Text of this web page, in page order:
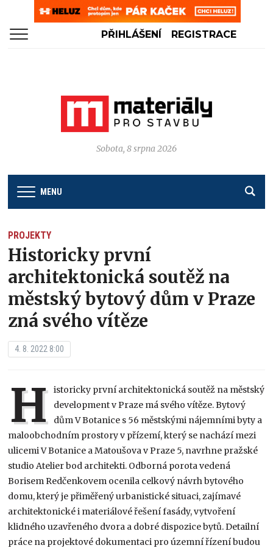
PŘIHLÁŠENÍ REGISTRACE
Sobota, 8 srpna 2026
MENU
PROJEKTY
Historicky první
architektonická soutěž na
městský bytový dům v Praze
zná svého vítěze
4. 8. 2022 8:00
H istoricky první architektonická soutěž na městský
development v Praze má svého vítěze. Bytový
dům V Botanice s 56 městskými nájemními byty a
maloobchodním prostory v přízemí, který se nachází mezi
ulicemi V Botanice a Matoušova v Praze 5, navrhne pražské
studio Atelier bod architekti. Odborná porota vedená
Borisem Redčenkovem ocenila celkový návrh bytového
domu, který je přiměřený urbanistické situaci, zajímavé
architektonické i materiálové řešení fasády, vytvoření
klidného uzavřeného dvora a dobré dispozice bytů. Detailní
práce na projektové dokumentaci pro územní řízení budou